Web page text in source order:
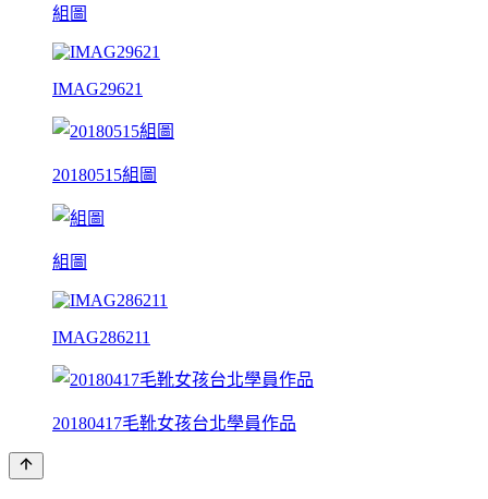
組圖
IMAG29621
20180515組圖
組圖
IMAG286211
20180417毛靴女孩台北學員作品